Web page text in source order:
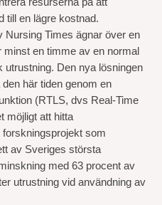
till en lägre kostnad.
Nursing Times ägnar över en
en timme av en normal
utrustning. Den nya lösningen
här tiden genom en
(RTLS, dvs Real-Time
möjligt att hitta
som
av Sveriges största
med 63 procent av
utrustning vid användning av